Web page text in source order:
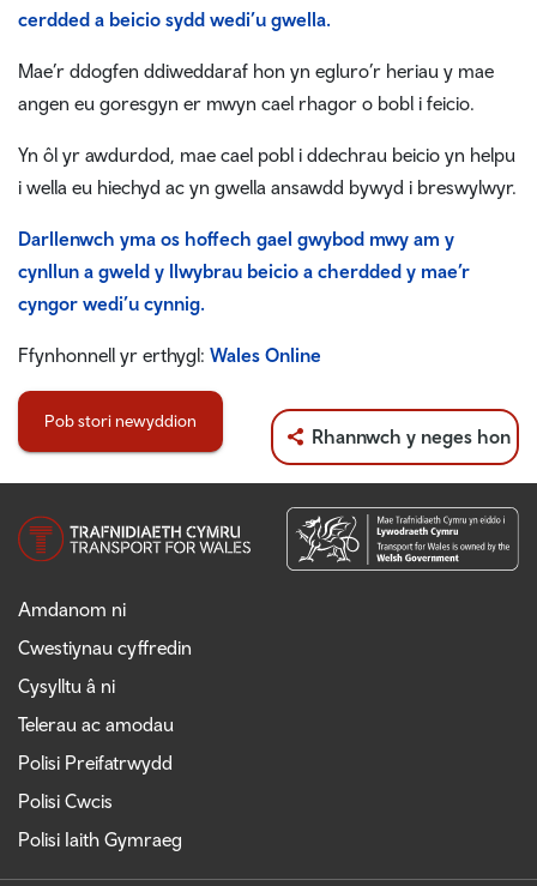
cerdded a beicio sydd wedi’u gwella.
Mae’r ddogfen ddiweddaraf hon yn egluro’r heriau y mae
angen eu goresgyn er mwyn cael rhagor o bobl i feicio.
Yn ôl yr awdurdod, mae cael pobl i ddechrau beicio yn helpu
i wella eu hiechyd ac yn gwella ansawdd bywyd i breswylwyr.
Darllenwch yma os hoffech gael gwybod mwy am y
cynllun a gweld y llwybrau beicio a cherdded y mae’r
cyngor wedi’u cynnig.
Ffynhonnell yr erthygl: Wales Online
Pob stori newyddion
Rhannwch y neges hon
Amdanom ni
Cwestiynau cyffredin
Cysylltu â ni
Telerau ac amodau
Polisi Preifatrwydd
Polisi Cwcis
Polisi Iaith Gymraeg